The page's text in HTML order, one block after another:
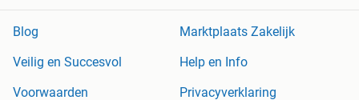
Blog
Marktplaats Zakelijk
Veilig en Succesvol
Help en Info
Voorwaarden
Privacyverklaring